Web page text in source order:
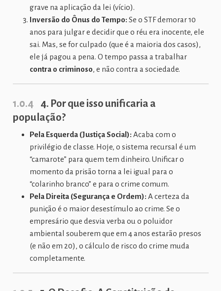
grave na aplicação da lei (vício).
Inversão do Ônus do Tempo: Se o STF demorar 10
anos para julgar e decidir que o réu era inocente, ele
sai. Mas, se for culpado (que é a maioria dos casos),
ele já pagou a pena. O tempo passa a trabalhar
contra o criminoso, e não contra a sociedade.
1.0.4
4. Por que isso unificaria a
população?
Pela Esquerda (Justiça Social): Acaba com o
privilégio de classe. Hoje, o sistema recursal é um
“camarote” para quem tem dinheiro. Unificar o
momento da prisão torna a lei igual para o
“colarinho branco” e para o crime comum.
Pela Direita (Segurança e Ordem): A certeza da
punição é o maior desestímulo ao crime. Se o
empresário que desvia verba ou o poluidor
ambiental souberem que em 4 anos estarão presos
(e não em 20), o cálculo de risco do crime muda
completamente.